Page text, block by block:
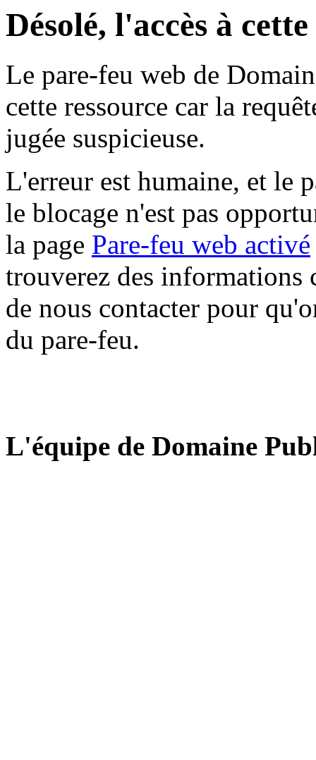
Désolé, l'accès à
Le pare-feu web de
cette ressource car la
jugée suspicieuse.
L'erreur est humaine, et le
le blocage n'est pas
la page Pare-feu web activé
trouverez des informations
de nous contacter pour
du pare-feu.
L'équipe de Domaine